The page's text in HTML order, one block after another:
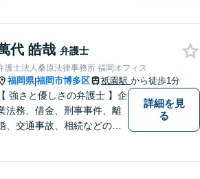
実的な解決策をご提案いた
ますので、まずはお気軽に
相談ください。
代 皓哉 弁護士
護士法人桑原法律事務所 福岡オフィス
福岡県|福岡市博多区 祇園駅 から徒歩1分
【 強さと優しさの弁護士 】企
法務、借金、刑事事件、離
、交通事故、相続などのご
詳細を見
る